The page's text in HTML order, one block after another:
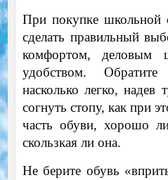
При покупке школьной
сделать правильный
комфортом, деловым
удобством.
насколько легко,
согнуть стопу, как при
часть обуви, хорошо
скользкая ли она.
Не берите обувь